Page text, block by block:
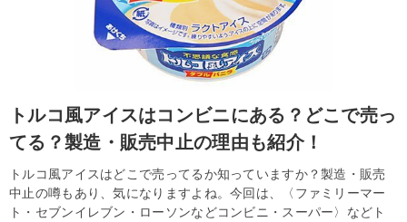
トルコ風アイスはコンビニにある？どこで売っ
てる？製造・販売中止の理由も紹介！
トルコ風アイスはどこで売ってるか知っていますか？製造・販売
中止の噂もあり、気になりますよね。今回は、〈ファミリーマー
ト・セブンイレブン・ローソンなどコンビニ・スーパー〉などト